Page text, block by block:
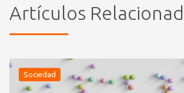
Artículos
Sociedad